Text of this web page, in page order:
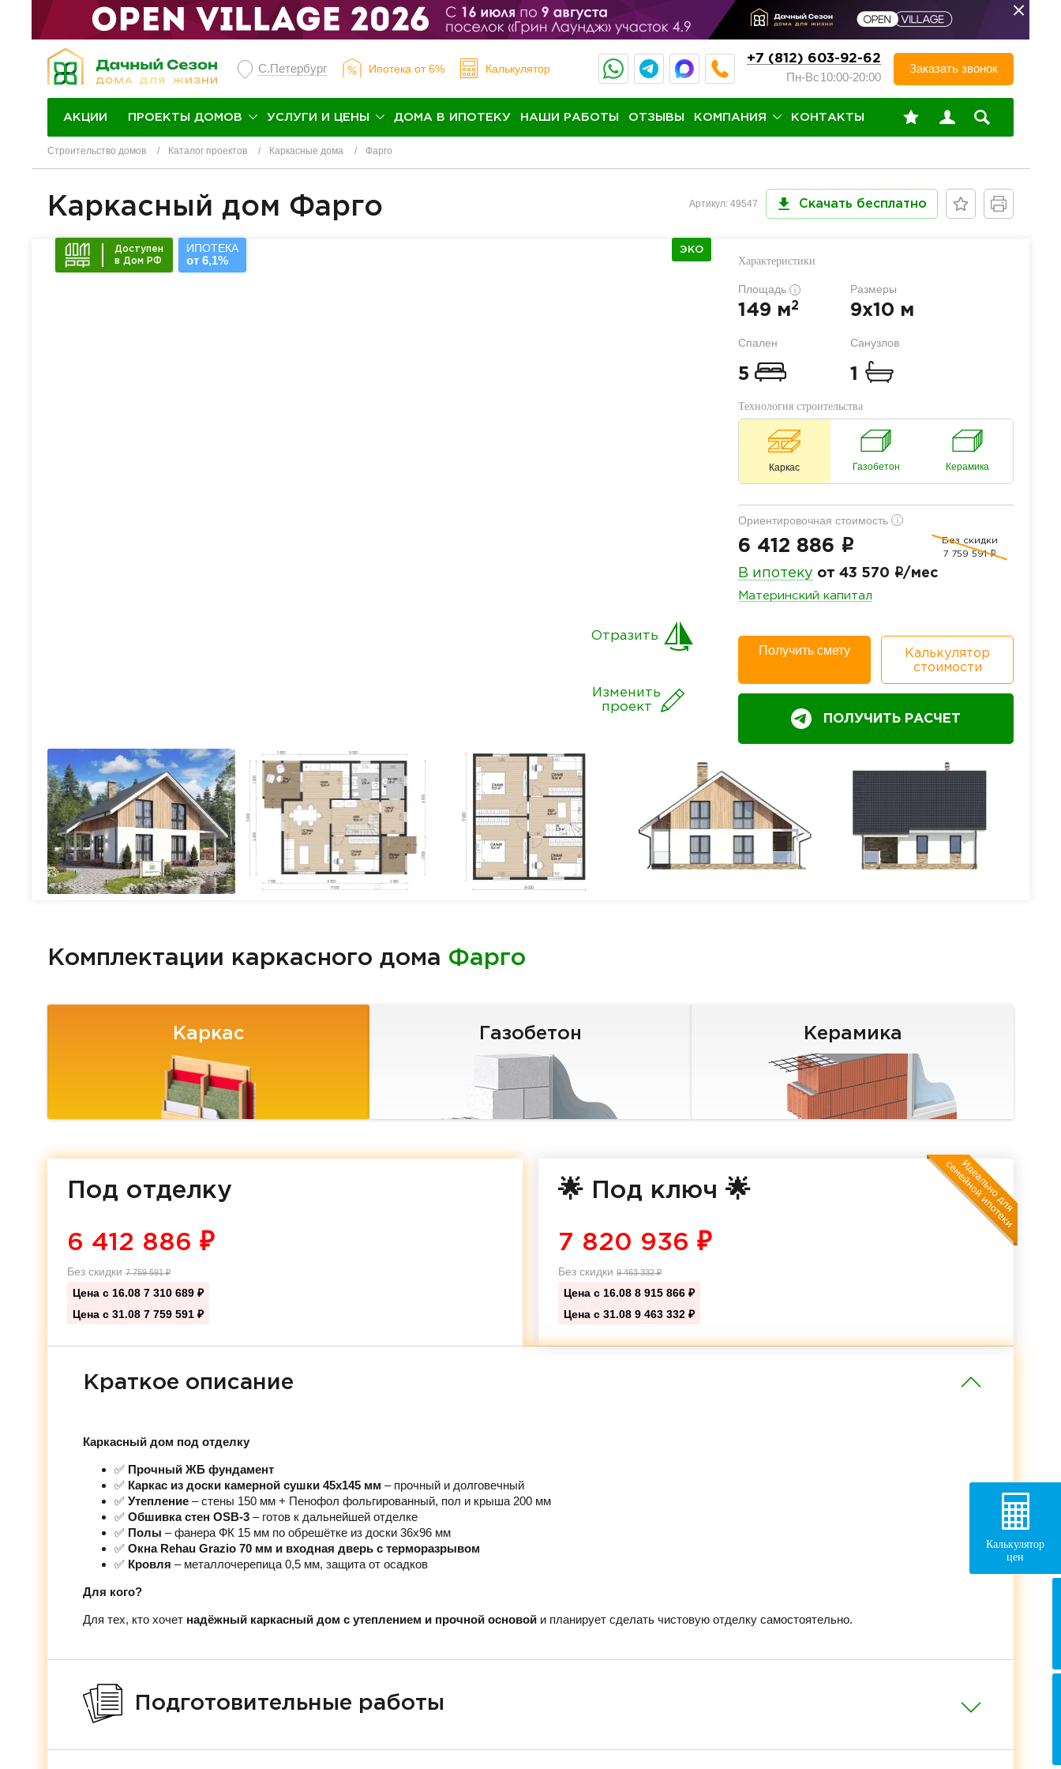
С.Петербург Ипотека от 6% Калькулятор
+7 (812) 603-92-62
Пн-Вс10:00-20:00
Заказать звонок
АКЦИИ ПРОЕКТЫ ДОМОВ УСЛУГИ И ЦЕНЫ ДОМА В ИПОТЕКУ НАШИ РАБОТЫ ОТЗЫВЫ КОМПАНИЯ КОНТАКТЫ
Строительство домов Каталог проектов Каркасные дома Фарго
Каркасный дом Фарго Артикул: 49547 Скачать бесплатно
Доступен
в Дом РФ
ИПОТЕКА
от 6,1%
ЭКО
Изменить
проект
Отразить
Характеристики
Площадь i
149 м2
Размеры
9x10 м
Спален
5
Санузлов
1
Технология строительства
Каркас Газобетон Керамика
Ориентировочная стоимость i
6 412 886 i
Без скидки
7 759 591 i
В ипотеку от 43 570 i/мес
Материнский капитал
Получить смету
Калькулятор
стоимости
ПОЛУЧИТЬ РАСЧЕТ
Комплектации каркасного дома Фарго
Каркас Газобетон Керамика
Под отделку
6 412 886 ₽
Без скидки 7 759 591₽
Цена с 16.08 7 310 689 ₽
Цена с 31.08 7 759 591 ₽
🌟 Под ключ 🌟
7 820 936 ₽
Без скидки 9 463 332₽
Цена с 16.08 8 915 866 ₽
Цена с 31.08 9 463 332 ₽
Краткое описание
Каркасный дом под отделку
✅ Прочный ЖБ фундамент
✅ Каркас из доски камерной сушки 45х145 мм – прочный и долговечный
✅ Утепление – стены 150 мм + Пенофол фольгированный, пол и крыша 200 мм
✅ Обшивка стен OSB-3 – готов к дальнейшей отделке
✅ Полы – фанера ФК 15 мм по обрешётке из доски 36х96 мм
✅ Окна Rehau Grazio 70 мм и входная дверь с терморазрывом
✅ Кровля – металлочерепица 0,5 мм, защита от осадков
Для кого?
Для тех, кто хочет надёжный каркасный дом с утеплением и прочной основой и планирует сделать чистовую отделку самостоятельно.
Подготовительные работы
Калькулятор
цен